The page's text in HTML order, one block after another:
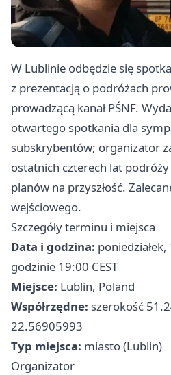
W Lublinie odbędzie się
z prezentacją o podróżach
prowadzącą kanał PŚNF.
otwartego spotkania dla
subskrybentów; organizator
ostatnich czterech lat
planów na przyszłość.
wejściowego.
Szczegóły terminu i miejsca
Data i godzina:
godzinie 19:00 CEST
Miejsce: Lublin, Poland
Współrzędne: szerokość
22.56905993
Typ miejsca: miasto (Lublin)
Organizator